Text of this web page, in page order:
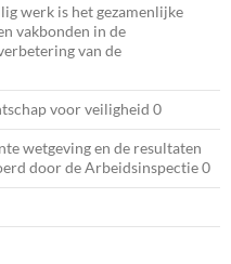
werk is het gezamenlijke
vakbonden in de
van de
voor veiligheid 0
wetgeving en de resultaten
door de Arbeidsinspectie 0